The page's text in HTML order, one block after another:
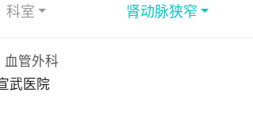
科室 肾动脉狭窄
血管外科
武医院